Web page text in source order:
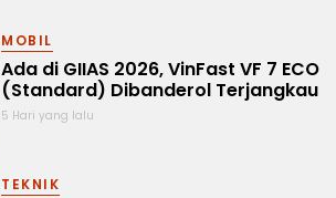
MOBIL
Ada di GIIAS 2026, VinFast VF 7 ECO
(Standard) Dibanderol Terjangkau
5 Hari yang lalu
TEKNIK